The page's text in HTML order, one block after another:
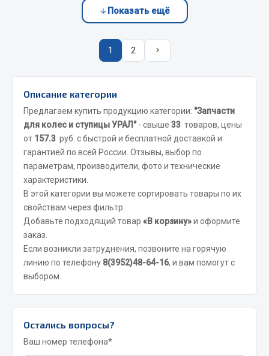
Запчасти FAW
Сцепление
Ось передняя
Тормозная система
Электрооборудование
Показать ещё
Весь раздел
Фильтры
JSB
Mann-filter
Vic
Автоторг
Дифа
Цитрон
Показать ещё
1 2
Описание категории
Предлагаем купить продукцию категории: "Запчасти
для колес и ступицы УРАЛ"- свыше 33 товаров, цены
от 157.3 руб. с быстрой и бесплатной доставкой и
гарантией по всей России. Отзывы, выбор по
параметрам, производители, фото и технические
характеристики.
В этой категории вы можете сортировать товары по их
свойствам через фильтр.
Добавьте подходящий товар «В корзину»и оформите
заказ.
Если возникли затруднения, позвоните на горячую
линию по телефону 8(3952)48-64-16, и вам помогут с
выбором.
Остались вопросы?
Ваш номер телефона*